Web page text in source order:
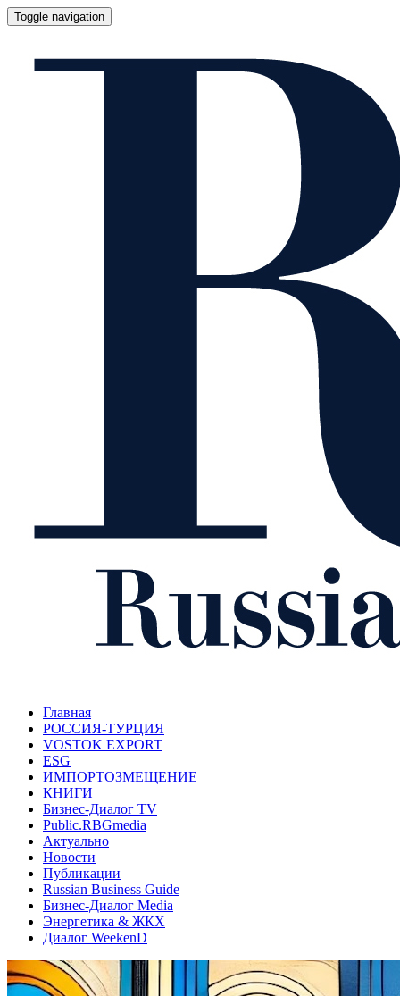
Toggle navigation
Главная
РОССИЯ-ТУРЦИЯ
VOSTOK EXPORT
ESG
ИМПОРТОЗМЕЩЕНИЕ
КНИГИ
Бизнес-Диалог TV
Public.RBGmedia
Актуально
Новости
Публикации
Russian Business Guide
Бизнес-Диалог Media
Энергетика & ЖКХ
Диалог WeekenD